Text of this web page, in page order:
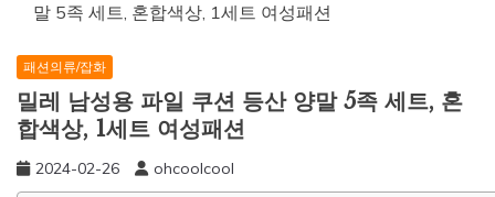
말 5족 세트, 혼합색상, 1세트 여성패션
패션의류/잡화
밀레 남성용 파일 쿠션 등산 양말 5족 세트, 혼
합색상, 1세트 여성패션
2024-02-26 ohcoolcool